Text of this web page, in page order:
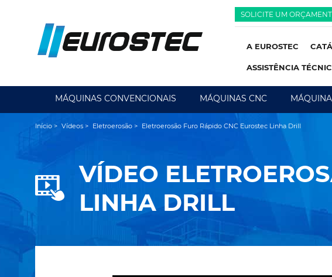
SOLICITE UM
A EUROSTEC
ASSISTÊNCIA
MÁQUINAS CONVENCIONAIS MÁQUINAS CNC
Início > Vídeos > Eletroerosão > Eletroerosão Furo Rápido CNC Eurostec Linha Drill
VÍDEO
LINHA DRILL